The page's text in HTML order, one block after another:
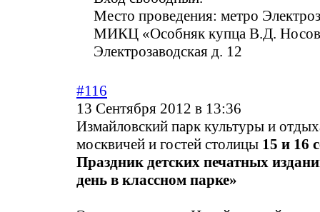
Место проведения: метро
МИКЦ «Особняк купца В.Д.
Электрозаводская д. 12
#116
13 Сентября 2012 в 13:36
Измайловский парк культуры и
москвичей и гостей столицы 15 и 16
Праздник детских печатных
день в классном парке»